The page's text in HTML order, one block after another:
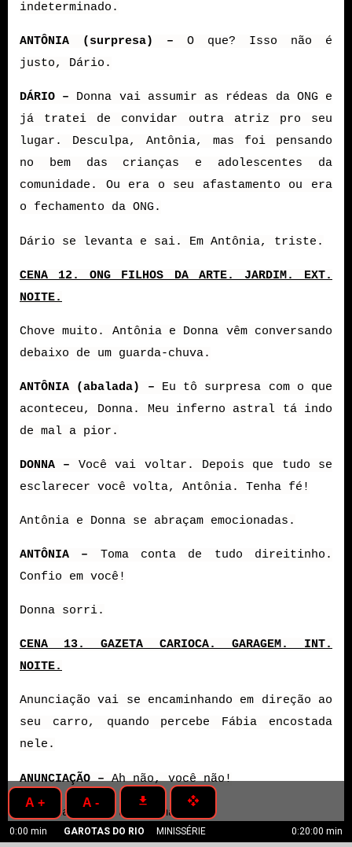
0:00 min GAROTAS DO RIO MINISSÉRIE 0:20:00 min
A + A - get_app open_with
indeterminado.
ANTÔNIA (surpresa) – O que? Isso não é
justo, Dário.
DÁRIO – Donna vai assumir as rédeas da ONG e
já tratei de convidar outra atriz pro seu
lugar. Desculpa, Antônia, mas foi pensando
no bem das crianças e adolescentes da
comunidade. Ou era o seu afastamento ou era
o fechamento da ONG.
Dário se levanta e sai. Em Antônia, triste.
CENA 12. ONG FILHOS DA ARTE. JARDIM. EXT.
NOITE.
Chove muito. Antônia e Donna vêm conversando
debaixo de um guarda-chuva.
ANTÔNIA (abalada) – Eu tô surpresa com o que
aconteceu, Donna. Meu inferno astral tá indo
de mal a pior.
DONNA – Você vai voltar. Depois que tudo se
esclarecer você volta, Antônia. Tenha fé!
Antônia e Donna se abraçam emocionadas.
ANTÔNIA – Toma conta de tudo direitinho.
Confio em você!
Donna sorri.
CENA 13. GAZETA CARIOCA. GARAGEM. INT.
NOITE.
Anunciação vai se encaminhando em direção ao
seu carro, quando percebe Fábia encostada
nele.
ANUNCIAÇÃO –Ah não, você não!
Anunciação se aproxima.